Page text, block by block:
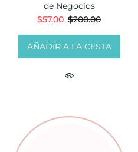
de Negocios
$57.00 $200.00
AÑADIR A LA CESTA